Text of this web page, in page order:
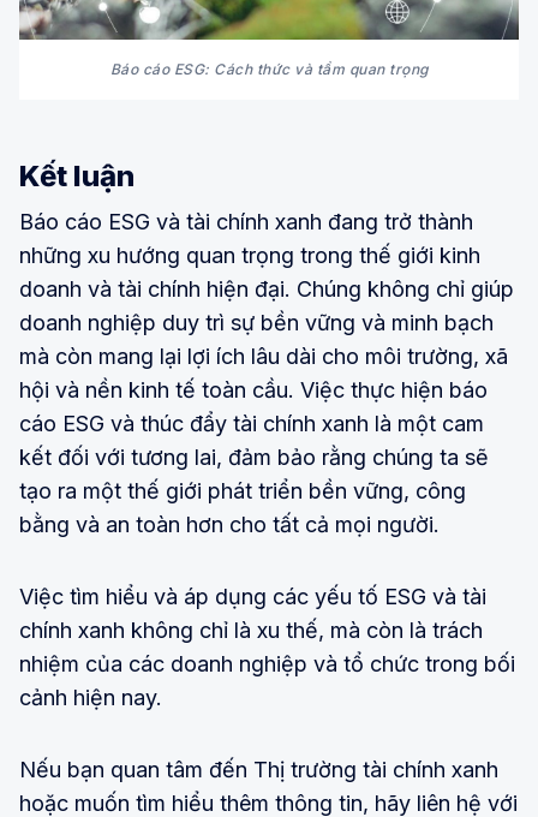
Báo cáo ESG: Cách thức và tầm quan trọng
Kết luận
Báo cáo ESG và tài chính xanh đang trở thành
những xu hướng quan trọng trong thế giới kinh
doanh và tài chính hiện đại. Chúng không chỉ giúp
doanh nghiệp duy trì sự bền vững và minh bạch
mà còn mang lại lợi ích lâu dài cho môi trường, xã
hội và nền kinh tế toàn cầu. Việc thực hiện báo
cáo ESG và thúc đẩy tài chính xanh là một cam
kết đối với tương lai, đảm bảo rằng chúng ta sẽ
tạo ra một thế giới phát triển bền vững, công
bằng và an toàn hơn cho tất cả mọi người.
Việc tìm hiểu và áp dụng các yếu tố ESG và tài
chính xanh không chỉ là xu thế, mà còn là trách
nhiệm của các doanh nghiệp và tổ chức trong bối
cảnh hiện nay.
Nếu bạn quan tâm đến Thị trường tài chính xanh
hoặc muốn tìm hiểu thêm thông tin, hãy liên hệ với